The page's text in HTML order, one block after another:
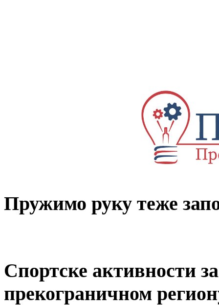
Пружимо руку теже
Спортске активности
прекограничном